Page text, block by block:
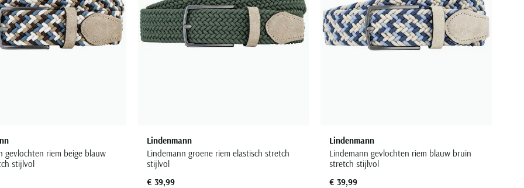
gevlochten riem beige blauw
stijlvol
Lindenmann
Lindemann groene riem elastisch stretch
stijlvol
€ 39,99
Lindenmann
Lindemann gevlochten riem blauw bruin
stretch stijlvol
€ 39,99